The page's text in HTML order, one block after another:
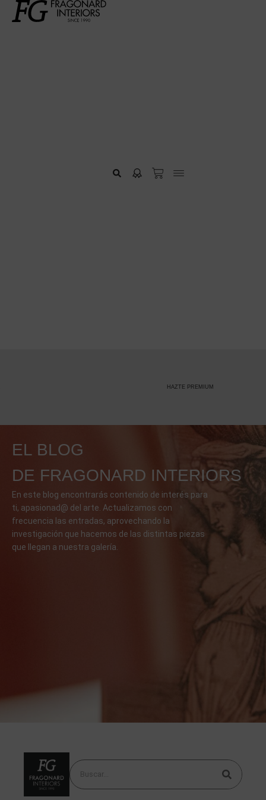
HAZTE PREMIUM
EL BLOG
DE FRAGONARD INTERIORS
En este blog encontrarás contenido de interés para
ti, apasionad@ del arte. Actualizamos con
frecuencia las entradas, aprovechando la
investigación que hacemos de las distintas piezas
que llegan a nuestra galería.